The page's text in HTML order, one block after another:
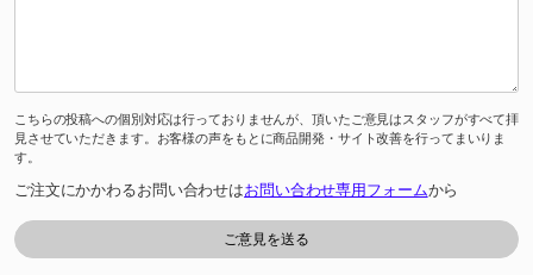
こちらの投稿への個別対応は行っておりませんが、頂いたご意見はスタッフがすべて拝
見させていただきます。お客様の声をもとに商品開発・サイト改善を行ってまいりま
す。
ご注文にかかわるお問い合わせはお問い合わせ専用フォームから